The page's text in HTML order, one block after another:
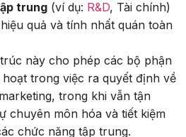
trung (ví dụ: R&D , Tài chính)
quả và tính nhất quán toàn
này cho phép các bộ phận
trong việc ra quyết định về
trong khi vẫn tận
chuyên môn hóa và tiết kiệm
chức năng tập trung.